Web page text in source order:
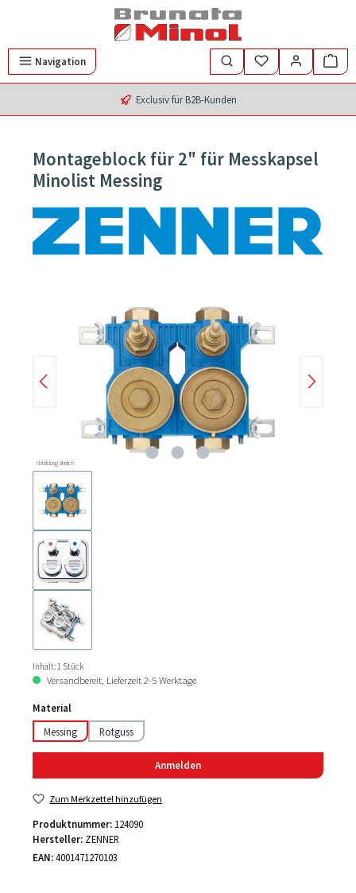
Zum Hauptinhalt springen
Navigation
Exclusiv für B2B-Kunden
Montageblock für 2" für Messkapsel
Minolist Messing
Abbildung ähnlich
Inhalt:1 Stück
Versandbereit, Lieferzeit 2-5 Werktage
Material
Messing
Rotguss
Anmelden
Zum Merkzettel hinzufügen
Produktnummer: 124090
Hersteller: ZENNER
EAN:4001471270103